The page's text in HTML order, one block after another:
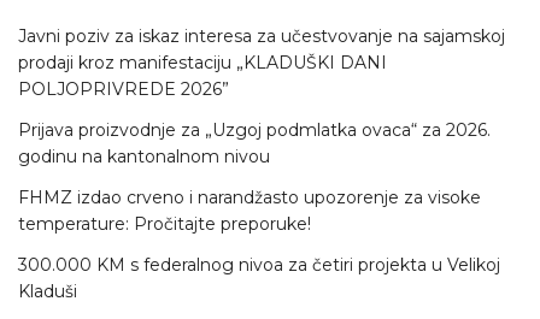
Javni poziv za iskaz interesa za učestvovanje na sajamskoj
prodaji kroz manifestaciju „KLADUŠKI DANI
POLJOPRIVREDE 2026”
Prijava proizvodnje za „Uzgoj podmlatka ovaca“ za 2026.
godinu na kantonalnom nivou
FHMZ izdao crveno i narandžasto upozorenje za visoke
temperature: Pročitajte preporuke!
300.000 KM s federalnog nivoa za četiri projekta u Velikoj
Kladuši